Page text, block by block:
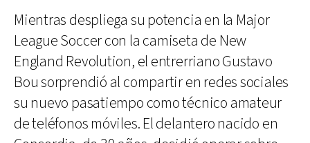
Mientras despliega su potencia en la Major
League Soccer con la camiseta de New
England Revolution, el entrerriano Gustavo
Bou sorprendió al compartir en redes sociales
su nuevo pasatiempo como técnico amateur
de teléfonos móviles. El delantero nacido en